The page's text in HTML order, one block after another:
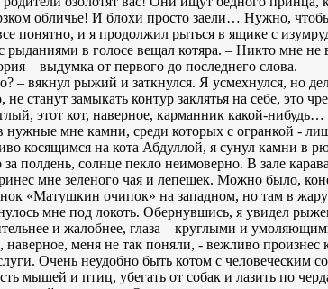
обличье! И блохи просто заели… Нужно,
понятно, и я продолжил рыться в ящике с
в голосе вещал котяра. – Никто мне не
– выдумка от первого до последнего слова.
– вякнул рыжий и заткнулся. Я усмехнулся, но
не станут замыкать контур заклятья на себе, это
этот кот, наверное, карманник какой-нибудь…
нужные мне камни, среди которых с огранкой -
косящимся на кота Абдуллой, я сунул камни в
полдень, солнце пекло неимоверно. В зале
мне зеленого чая и лепешек. Можно было,
«Матушкин очипок» на западном, но там в
мне под локоть. Обернувшись, я увидел
и жалобнее, глаза – круглыми и
наверное, меня не так поняли, - вежливо
Очень неудобно быть котом с
мышей и птиц, убегать от собак и лазить по